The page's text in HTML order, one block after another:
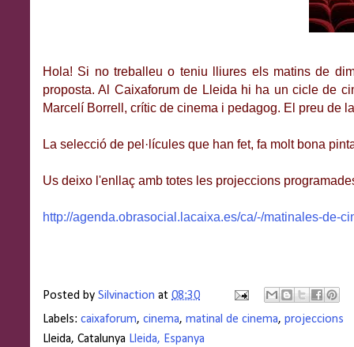
Hola! Si no treballeu o teniu lliures els matins de
proposta. Al Caixaforum de Lleida hi ha un cicle de
Marcelí Borrell, crític de cinema i pedagog. El preu de
La selecció de pel·lícules que han fet, fa molt bona
Us deixo l'enllaç amb totes les projeccions
http://agenda.obrasocial.lacaixa.es/ca/-/matinales-de-
Posted by Silvinaction at 08:30
Labels: caixaforum, cinema, matinal de cinema, projeccions
Lleida, Catalunya Lleida, Espanya